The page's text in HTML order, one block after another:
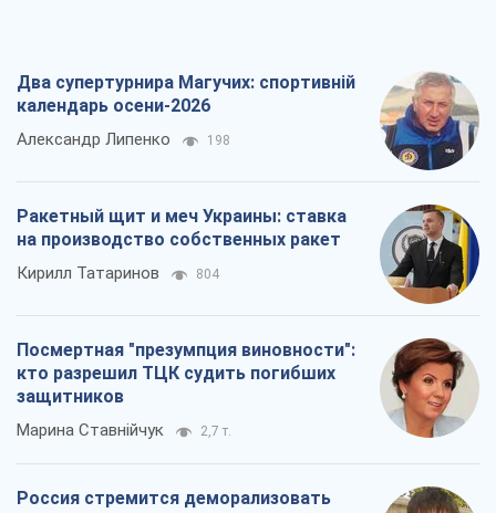
Два супертурнира Магучих: спортивній
календарь осени-2026
Александр Липенко 198
Ракетный щит и меч Украины: ставка
на производство собственных ракет
Кирилл Татаринов 804
Посмертная "презумпция виновности":
кто разрешил ТЦК судить погибших
защитников
Марина Ставнійчук 2,7 т.
Россия стремится деморализовать